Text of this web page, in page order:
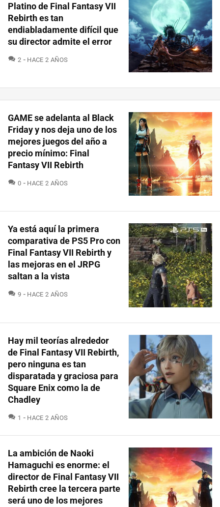
Platino de Final Fantasy VII
Rebirth es tan
endiabladamente difícil que
su director admite el error
2 COMENTARIOS
HACE 2 AÑOS
GAME se adelanta al Black
Friday y nos deja uno de los
mejores juegos del año a
precio mínimo: Final
Fantasy VII Rebirth
0 COMENTARIOS
HACE 2 AÑOS
Ya está aquí la primera
comparativa de PS5 Pro con
Final Fantasy VII Rebirth y
las mejoras en el JRPG
saltan a la vista
9 COMENTARIOS
HACE 2 AÑOS
Hay mil teorías alrededor
de Final Fantasy VII Rebirth,
pero ninguna es tan
disparatada y graciosa para
Square Enix como la de
Chadley
1 COMENTARIOS
HACE 2 AÑOS
La ambición de Naoki
Hamaguchi es enorme: el
director de Final Fantasy VII
Rebirth cree la tercera parte
será uno de los mejores